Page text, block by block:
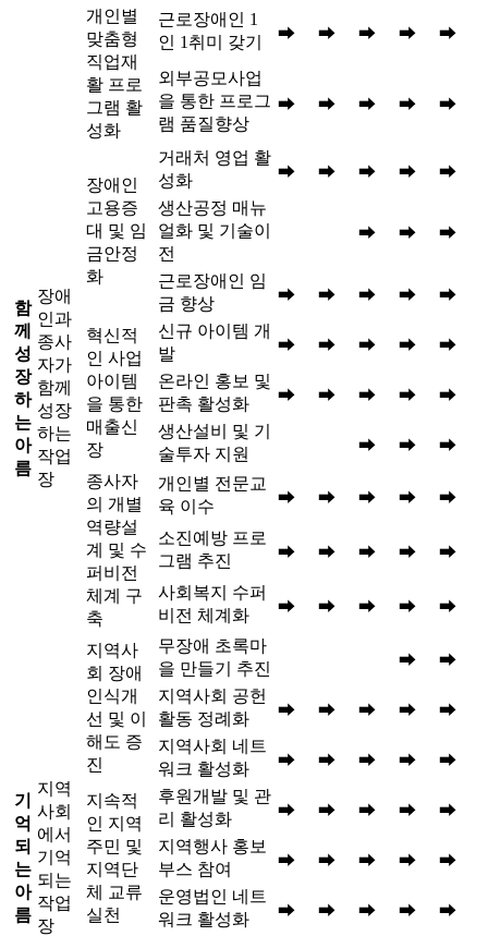
개인별
맞춤형
직업재
활 프로
그램 활
성화
근로장애인 1
인 1취미 갖기
➡ ➡ ➡ ➡ ➡
외부공모사업
을 통한 프로그
램 품질향상
➡ ➡ ➡ ➡ ➡
함
께
성
장
하
는
아
름
장애
인과
종사
자가
함께
성장
하는
작업
장
장애인
고용증
대 및 임
금안정
화
거래처 영업 활
성화
➡ ➡ ➡ ➡
➡
생산공정 매뉴
얼화 및 기술이
전
➡ ➡ ➡
근로장애인 임
금 향상
➡ ➡ ➡ ➡ ➡
혁신적
인 사업
아이템
을 통한
매출신
장
신규 아이템 개
발
➡ ➡ ➡ ➡
➡
온라인 홍보 및
판촉 활성화
➡ ➡ ➡ ➡
➡
생산설비 및 기
술투자 지원
➡ ➡
➡
종사자
의 개별
역량설
계 및 수
퍼비전
체계 구
축
개인별 전문교
육 이수
➡ ➡ ➡ ➡ ➡
소진예방 프로
그램 추진
➡ ➡ ➡ ➡ ➡
사회복지 수퍼
비전 체계화
➡ ➡ ➡ ➡ ➡
기
억
되
는
아
름
지역
사회
에서
기억
되는
작업
장
지역사
회 장애
인식개
선 및 이
해도 증
진
무장애 초록마
을 만들기 추진
➡
➡
지역사회 공헌
활동 정례화
➡ ➡ ➡ ➡
➡
지역사회 네트
워크 활성화
➡ ➡ ➡ ➡ ➡
지속적
인 지역
주민 및
지역단
체 교류
실천
후원개발 및 관
리 활성화
➡ ➡ ➡ ➡
➡
지역행사 홍보
부스 참여
➡ ➡ ➡ ➡
➡
운영법인 네트
워크 활성화
➡ ➡ ➡ ➡ ➡